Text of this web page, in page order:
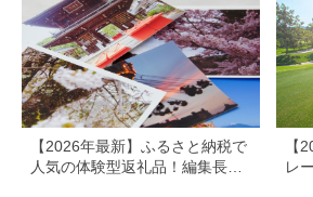
ケット クーポン 宿泊
お泊り 別府温泉 別府
観光 地獄めぐり 旅 お
すすめ 人気 体験型 節
約_B030-007
【2026年最新】ふるさと納税で
人気の体験型返礼品！編集長お
【
レ